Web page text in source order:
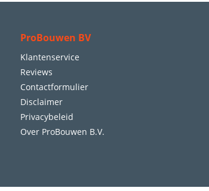
ProBouwen BV
Klantenservice
Reviews
Contactformulier
Disclaimer
Privacybeleid
Over ProBouwen B.V.